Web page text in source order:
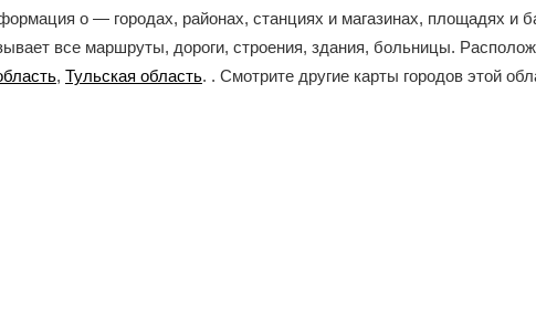
о — городах, районах, станциях и магазинах, площадях и
все маршруты, дороги, строения, здания, больницы.
, Тульская область. . Смотрите другие карты городов этой